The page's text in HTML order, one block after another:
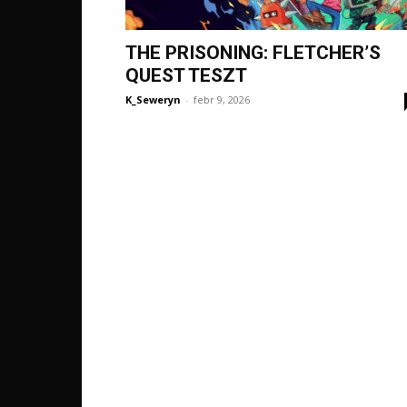
THE PRISONING: FLETCHER’S
QUEST TESZT
K_Seweryn - febr 9, 2026